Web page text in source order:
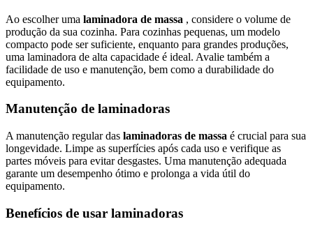
Ao escolher uma laminadora de massa , considere o volume de
produção da sua cozinha. Para cozinhas pequenas, um modelo
compacto pode ser suficiente, enquanto para grandes produções,
uma laminadora de alta capacidade é ideal. Avalie também a
facilidade de uso e manutenção, bem como a durabilidade do
equipamento.
Manutenção de laminadoras
A manutenção regular das laminadoras de massa é crucial para sua
longevidade. Limpe as superfícies após cada uso e verifique as
partes móveis para evitar desgastes. Uma manutenção adequada
garante um desempenho ótimo e prolonga a vida útil do
equipamento.
Benefícios de usar laminadoras